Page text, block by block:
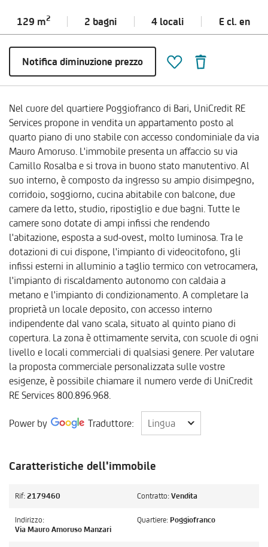
129 m2 2 bagni 4 locali E cl. en
Notifica diminuzione prezzo
Nel cuore del quartiere Poggiofranco di Bari, UniCredit RE
Services propone in vendita un appartamento posto al
quarto piano di uno stabile con accesso condominiale da via
Mauro Amoruso. L'immobile presenta un affaccio su via
Camillo Rosalba e si trova in buono stato manutentivo. Al
suo interno, è composto da ingresso su ampio disimpegno,
corridoio, soggiorno, cucina abitabile con balcone, due
camere da letto, studio, ripostiglio e due bagni. Tutte le
camere sono dotate di ampi infissi che rendendo
l'abitazione, esposta a sud-ovest, molto luminosa. Tra le
dotazioni di cui dispone, l'impianto di videocitofono, gli
infissi esterni in alluminio a taglio termico con vetrocamera,
l'impianto di riscaldamento autonomo con caldaia a
metano e l'impianto di condizionamento. A completare la
proprietà un locale deposito, con accesso interno
indipendente dal vano scala, situato al quinto piano di
copertura. La zona è ottimamente servita, con scuole di ogni
livello e locali commerciali di qualsiasi genere. Per valutare
la proposta commerciale personalizzata sulle vostre
esigenze, è possibile chiamare il numero verde di UniCredit
RE Services 800.896.968.
Power by Traduttore: Lingua
Lingua
Caratteristiche dell'immobile
Rif: 2179460 Contratto: Vendita
Indirizzo:
Via Mauro Amoruso Manzari
Quartiere: Poggiofranco